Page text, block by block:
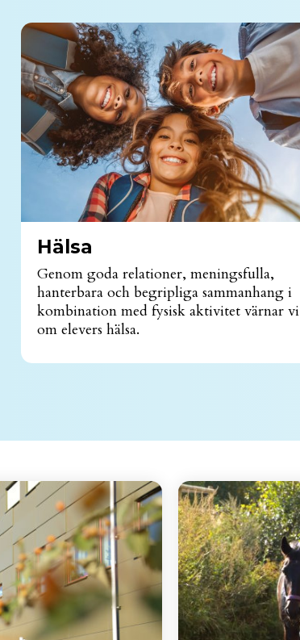
Hälsa
Genom goda relationer, meningsfulla,
hanterbara och begripliga sammanhang i
kombination med fysisk aktivitet värnar vi
om elevers hälsa.